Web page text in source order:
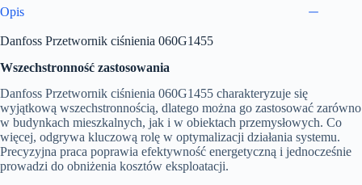
Opis
Danfoss Przetwornik ciśnienia 060G1455
Wszechstronność zastosowania
Danfoss Przetwornik ciśnienia 060G1455 charakteryzuje się
wyjątkową wszechstronnością, dlatego można go zastosować zarówno
w budynkach mieszkalnych, jak i w obiektach przemysłowych. Co
więcej, odgrywa kluczową rolę w optymalizacji działania systemu.
Precyzyjna praca poprawia efektywność energetyczną i jednocześnie
prowadzi do obniżenia kosztów eksploatacji.